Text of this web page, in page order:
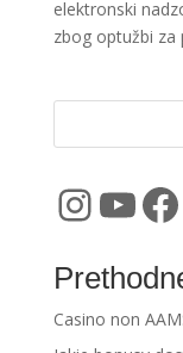
elektronski
zbog optužbi za
Casino non